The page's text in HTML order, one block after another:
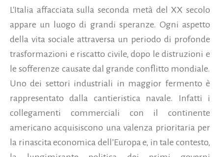
L'Italia affacciata sulla seconda metà del XX secolo
appare un luogo di grandi speranze. Ogni aspetto
della vita sociale attraversa un periodo di profonde
trasformazioni e riscatto civile, dopo le distruzioni e
le sofferenze causate dal grande conflitto mondiale.
Uno dei settori industriali in maggior fermento è
rappresentato dalla cantieristica navale. Infatti i
collegamenti commerciali con il continente
americano acquisiscono una valenza prioritaria per
la rinascita economica dell’Europa e, in tale contesto,